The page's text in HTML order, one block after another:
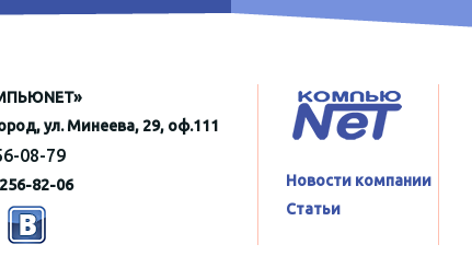
ул. Минеева, 29, оф.111
08-79
82-06
Новости компании
Статьи